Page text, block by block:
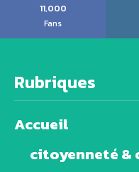
11,000
Fans
Rubriques
Accueil
citoyenneté &